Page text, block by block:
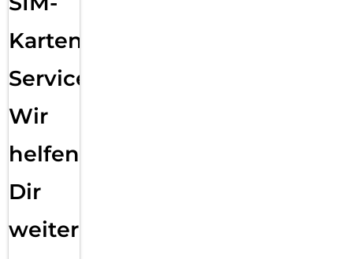
Karten
Service:
Wir
helfen
Dir
weiter